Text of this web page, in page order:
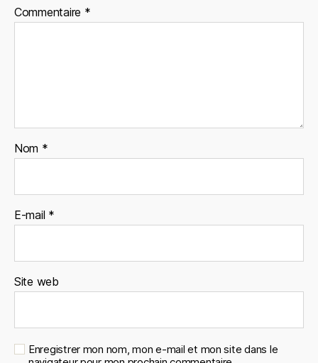
Commentaire *
Nom *
E-mail *
Site web
Enregistrer mon nom, mon e-mail et mon site dans le